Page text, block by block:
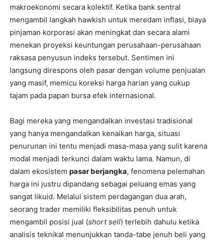
makroekonomi secara kolektif. Ketika bank sentral
mengambil langkah hawkish untuk meredam inflasi, biaya
pinjaman korporasi akan meningkat dan secara alami
menekan proyeksi keuntungan perusahaan-perusahaan
raksasa penyusun indeks tersebut. Sentimen ini
langsung direspons oleh pasar dengan volume penjualan
yang masif, memicu koreksi harga harian yang cukup
tajam pada papan bursa efek internasional.
Bagi mereka yang mengandalkan investasi tradisional
yang hanya mengandalkan kenaikan harga, situasi
penurunan ini tentu menjadi masa-masa yang sulit karena
modal menjadi terkunci dalam waktu lama. Namun, di
dalam ekosistem pasar berjangka, fenomena pelemahan
harga ini justru dipandang sebagai peluang emas yang
sangat likuid. Melalui sistem perdagangan dua arah,
seorang trader memiliki fleksibilitas penuh untuk
mengambil posisi jual (short sell) terlebih dahulu ketika
analisis teknikal menunjukkan tanda-tabe jenuh beli yang